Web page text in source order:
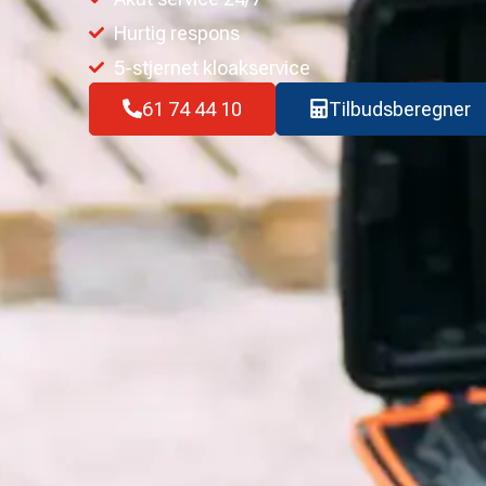
Hurtig respons
5-stjernet kloakservice
61 74 44 10
Tilbudsberegner